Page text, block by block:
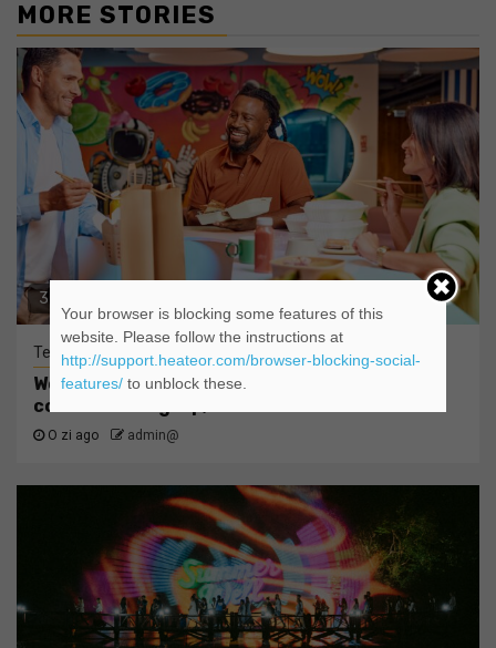
MORE STORIES
3 min read
Tehnologie
Wolt lansează funcția split payments, pentru
comenzile de grup, în România
O zi ago admin@
Your browser is blocking some features of this
website. Please follow the instructions at
http://support.heateor.com/browser-blocking-social-
features/to unblock these.